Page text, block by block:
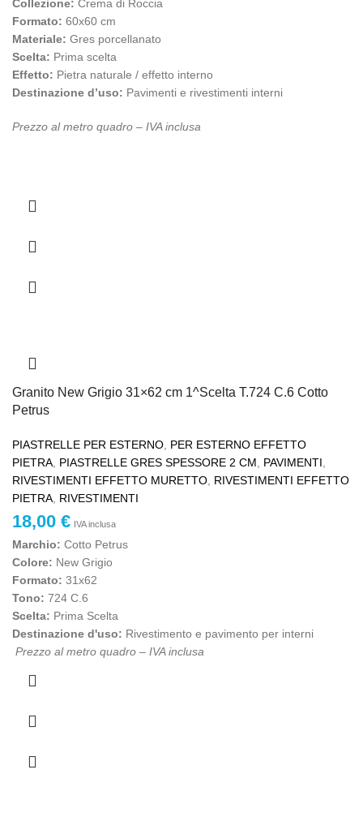
Collezione: Crema di Roccia
Formato: 60x60 cm
Materiale: Gres porcellanato
Scelta: Prima scelta
Effetto: Pietra naturale / effetto interno
Destinazione d’uso: Pavimenti e rivestimenti interni
Prezzo al metro quadro – IVA inclusa
Granito New Grigio 31×62 cm 1^Scelta T.724 C.6 Cotto
Petrus
PIASTRELLE PER ESTERNO PER ESTERNO EFFETTO
PIETRA PIASTRELLE GRES SPESSORE 2 CM PAVIMENTI
RIVESTIMENTI EFFETTO MURETTO RIVESTIMENTI EFFETTO
PIETRA RIVESTIMENTI
18,00 € IVA inclusa
Marchio: Cotto Petrus
Colore: New Grigio
Formato: 31x62
Tono: 724 C.6
Scelta: Prima Scelta
Destinazione d'uso: Rivestimento e pavimento per interni
Prezzo al metro quadro – IVA inclusa